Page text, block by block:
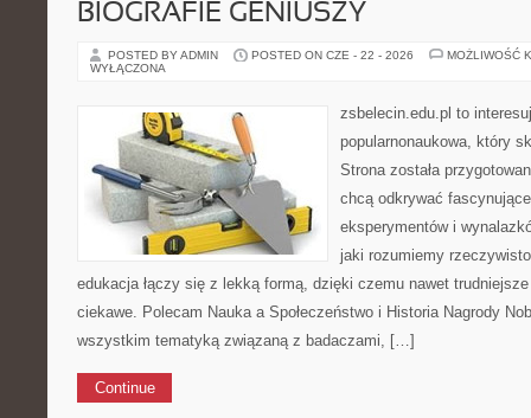
BIOGRAFIE GENIUSZY
POSTED BY ADMIN POSTED ON CZE - 22 - 2026
MOŻLIWOŚĆ
WYŁĄCZONA
zsbelecin.edu.pl to
popularnonaukowa, który
Strona została
chcą odkrywać
eksperymentów i
jaki rozumiemy
edukacja łączy się z lekką formą, dzięki czemu nawet
ciekawe. Polecam Nauka a Społeczeństwo i Historia Nagrody
wszystkim tematyką związaną z badaczami, […]
Continue